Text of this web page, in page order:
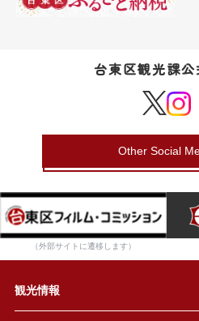
台東区観光課公
Other Social
（外部サイトに遷移します）
観光情報